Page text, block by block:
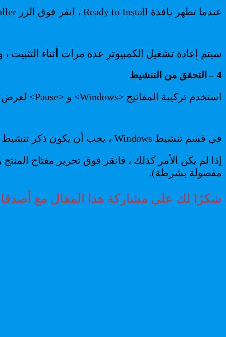
عندما تظهر نافذة Ready to Install ، انقر فوق الزر Installer.
سيتم إعادة تشغيل الكمبيوتر عدة مرات أثناء التثبيت
4 – التحقق من التنشيط
استخدم تركيبة المفاتيح <Windows> و <Pause> لعرض نافذة تكوين النظام.
في قسم تنشيط Windows ، يجب أن يكون ذكر تنشيط Windows موجودًا.
إذا لم يكن الأمر كذلك ، فانقر فوق تحرير مفتاح
مفصولة بشرطة).
شكرًا لك على مشاركة هذا المقال مع